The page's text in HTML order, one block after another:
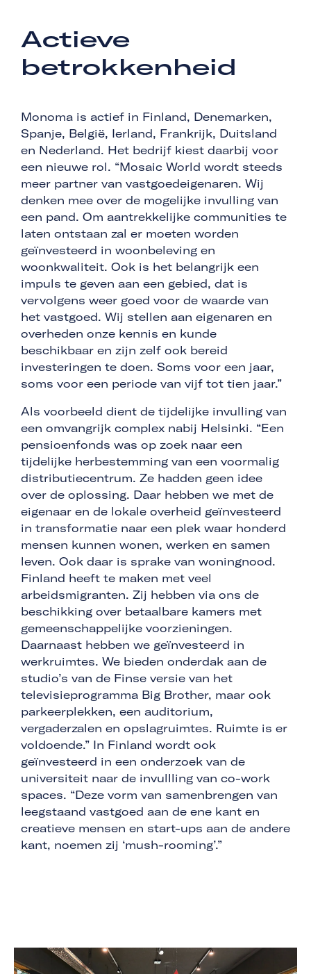
Actieve
betrokkenheid
Monoma is actief in Finland, Denemarken,
Spanje, België, Ierland, Frankrijk, Duitsland
en Nederland. Het bedrijf kiest daarbij voor
een nieuwe rol. “Mosaic World wordt steeds
meer partner van vastgoedeigenaren. Wij
denken mee over de mogelijke invulling van
een pand. Om aantrekkelijke communities te
laten ontstaan zal er moeten worden
geïnvesteerd in woonbeleving en
woonkwaliteit. Ook is het belangrijk een
impuls te geven aan een gebied, dat is
vervolgens weer goed voor de waarde van
het vastgoed. Wij stellen aan eigenaren en
overheden onze kennis en kunde
beschikbaar en zijn zelf ook bereid
investeringen te doen. Soms voor een jaar,
soms voor een periode van vijf tot tien jaar.”
Als voorbeeld dient de tijdelijke invulling van
een omvangrijk complex nabij Helsinki. “Een
pensioenfonds was op zoek naar een
tijdelijke herbestemming van een voormalig
distributiecentrum. Ze hadden geen idee
over de oplossing. Daar hebben we met de
eigenaar en de lokale overheid geïnvesteerd
in transformatie naar een plek waar honderd
mensen kunnen wonen, werken en samen
leven. Ook daar is sprake van woningnood.
Finland heeft te maken met veel
arbeidsmigranten. Zij hebben via ons de
beschikking over betaalbare kamers met
gemeenschappelijke voorzieningen.
Daarnaast hebben we geïnvesteerd in
werkruimtes. We bieden onderdak aan de
studio’s van de Finse versie van het
televisieprogramma Big Brother, maar ook
parkeerplekken, een auditorium,
vergaderzalen en opslagruimtes. Ruimte is er
voldoende.” In Finland wordt ook
geïnvesteerd in een onderzoek van de
universiteit naar de invullling van co-work
spaces. “Deze vorm van samenbrengen van
leegstaand vastgoed aan de ene kant en
creatieve mensen en start-ups aan de andere
kant, noemen zij ‘mush-rooming’.”